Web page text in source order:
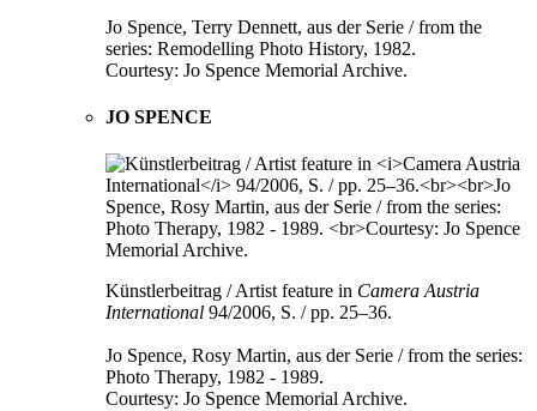
Jo Spence, Terry Dennett, aus der Serie / from the
series: Remodelling Photo History, 1982.
Courtesy: Jo Spence Memorial Archive.
JO SPENCE
Künstlerbeitrag / Artist feature in Camera Austria
International 94/2006, S. / pp. 25–36.
Jo Spence, Rosy Martin, aus der Serie / from the series:
Photo Therapy, 1982 - 1989.
Courtesy: Jo Spence Memorial Archive.